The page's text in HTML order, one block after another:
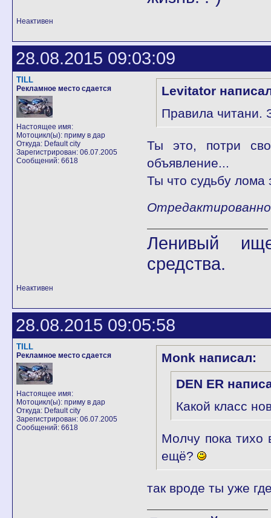
Неактивен
28.08.2015 09:03:09
TILL
Рекламное место сдается
Настоящее имя:
Мотоцикл(ы): приму в дар
Откуда: Default city
Зарегистрирован: 06.07.2005
Сообщений: 6618
Levitator
Правила читани.
Ты это, потри
объявление...
Ты что судьбу лома
Ленивый
средства.
Неактивен
28.08.2015 09:05:58
TILL
Рекламное место сдается
Настоящее имя:
Мотоцикл(ы): приму в дар
Откуда: Default city
Зарегистрирован: 06.07.2005
Сообщений: 6618
Monk написал:
DEN ER
Какой класс
Молчу пока
ещё?
так вроде ты уже